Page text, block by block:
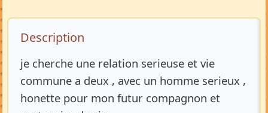
Description de l’annonce
Description
je cherche une relation serieuse et vie
commune a deux , avec un homme serieux ,
honette pour mon futur compagnon et